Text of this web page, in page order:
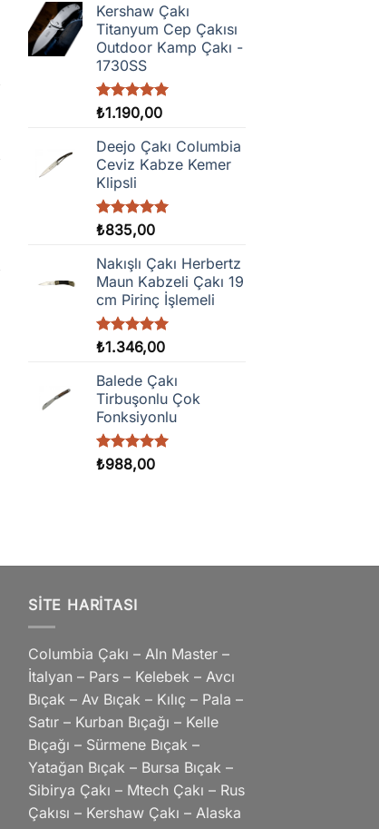
Kershaw Çakı
Titanyum Cep Çakısı
Outdoor Kamp Çakı -
1730SS
5 üzerinden
oy
aldı
₺1.190,00
Deejo Çakı Columbia
Ceviz Kabze Kemer
Klipsli
5 üzerinden
oy
aldı
₺835,00
Nakışlı Çakı Herbertz
Maun Kabzeli Çakı 19
cm Pirinç İşlemeli
5 üzerinden
aldı
₺1.346,00
Balede Çakı
Tirbuşonlu Çok
Fonksiyonlu
5 üzerinden
oy
₺988,00
SITE HARITASI
Columbia Çakı – Aln Master –
İtalyan – Pars – Kelebek – Avcı
Bıçak – Av Bıçak – Kılıç – Pala –
Satır – Kurban Bıçağı – Kelle
Bıçağı – Sürmene Bıçak –
Yatağan Bıçak – Bursa Bıçak –
Sibirya Çakı – Mtech Çakı – Rus
Çakısı – Kershaw Çakı – Alaska